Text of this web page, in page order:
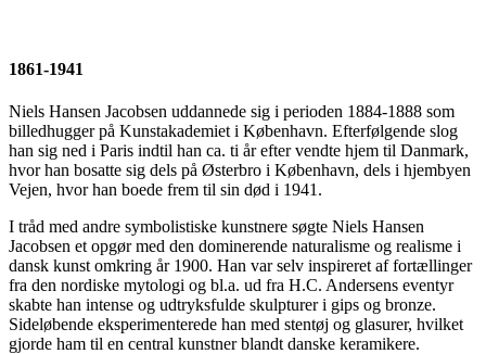
1861-1941
Niels Hansen Jacobsen uddannede sig i perioden 1884-1888 som
billedhugger på Kunstakademiet i København. Efterfølgende slog
han sig ned i Paris indtil han ca. ti år efter vendte hjem til Danmark,
hvor han bosatte sig dels på Østerbro i København, dels i hjembyen
Vejen, hvor han boede frem til sin død i 1941.
I tråd med andre symbolistiske kunstnere søgte Niels Hansen
Jacobsen et opgør med den dominerende naturalisme og realisme i
dansk kunst omkring år 1900. Han var selv inspireret af fortællinger
fra den nordiske mytologi og bl.a. ud fra H.C. Andersens eventyr
skabte han intense og udtryksfulde skulpturer i gips og bronze.
Sideløbende eksperimenterede han med stentøj og glasurer, hvilket
gjorde ham til en central kunstner blandt danske keramikere.